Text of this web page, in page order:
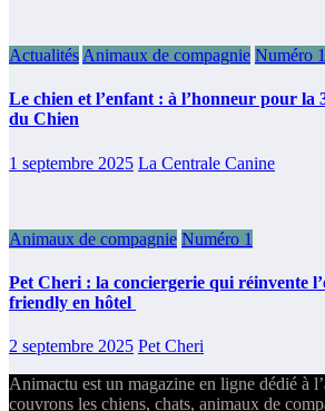
Actualités Animaux de compagnie Numéro 1
Le chien et l’enfant : à l’honneur pour la
du Chien
1 septembre 2025 La Centrale Canine
Animaux de compagnie Numéro 1
Pet Cheri : la conciergerie qui réinvente
friendly en hôtel
2 septembre 2025 Pet Cheri
Animactu est un magazine en ligne dédié à
couvrons les chiens, chats, animaux de